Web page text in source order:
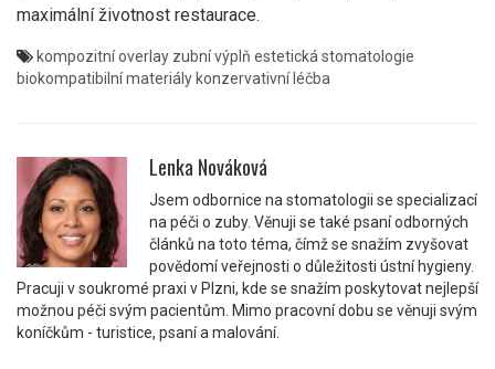
maximální životnost restaurace.
kompozitní overlay zubní výplň estetická stomatologie
biokompatibilní materiály konzervativní léčba
Lenka Nováková
Jsem odbornice na stomatologii se specializací
na péči o zuby. Věnuji se také psaní odborných
článků na toto téma, čímž se snažím zvyšovat
povědomí veřejnosti o důležitosti ústní hygieny.
Pracuji v soukromé praxi v Plzni, kde se snažím poskytovat nejlepší
možnou péči svým pacientům. Mimo pracovní dobu se věnuji svým
koníčkům - turistice, psaní a malování.